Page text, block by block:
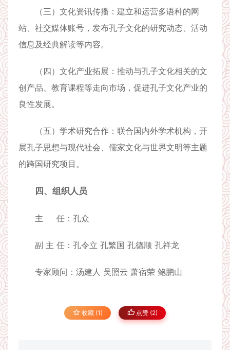
（三）文化资讯传播：建立和运营多语种的网
站、社交媒体账号，发布孔子文化的研究动态、活动
信息及经典解读等内容。
（四）文化产业拓展：推动与孔子文化相关的文
创产品、教育课程等走向市场，促进孔子文化产业的
良性发展。
（五）学术研究合作：联合国内外学术机构，开
展孔子思想与现代社会、儒家文化与世界文明等主题
的跨国研究项目。
四、组织人员
主 任：孔众
副 主 任：孔令立 孔繁国 孔德顺 孔祥龙
专家顾问：汤建人 吴照云 萧宿荣 鲍鹏山
收藏 (1) 点赞 (2)